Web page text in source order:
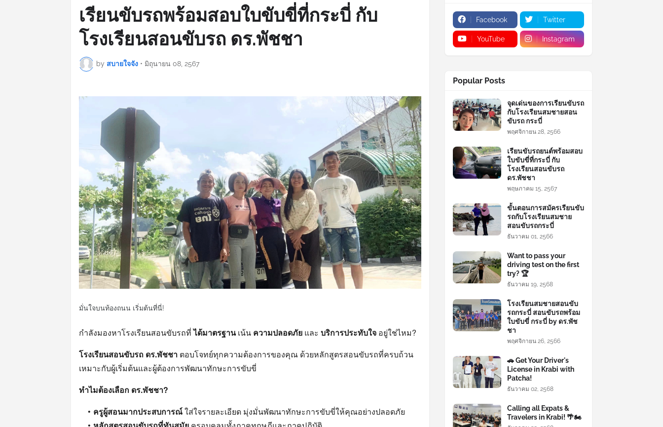
เรียนขับรถพร้อมสอบใบขับขี่ที่กระบี่ กับ
โรงเรียนสอนขับรถ ดร.พัชชา
by สบายใจจัง • มิถุนายน 08, 2567
มั่นใจบนท้องถนน เริ่มต้นที่นี่!
กำลังมองหาโรงเรียนสอนขับรถที่ได้มาตรฐานเน้น ความปลอดภัย และ บริการประทับใจ อยู่ใช่ไหม?
โรงเรียนสอนขับรถ ดร.พัชชา ตอบโจทย์ทุกความต้องการของคุณ ด้วยหลักสูตรสอนขับรถที่ครบถ้วน
เหมาะกับผู้เริ่มต้นและผู้ต้องการพัฒนาทักษะการขับขี่
ทำไมต้องเลือก ดร.พัชชา?
ครูผู้สอนมากประสบการณ์ใส่ใจรายละเอียด มุ่งมั่นพัฒนาทักษะการขับขี่ให้คุณอย่างปลอดภัย
Facebook Twitter
YouTube Instagram
Popular Posts
จุดเด่นของการเรียนขับรถ
กับโรงเรียนสมชายสอน
ขับรถ กระบี่
พฤศจิกายน 28, 2566
เรียนขับรถยนต์พร้อมสอบ
ใบขับขี่ที่กระบี่ กับ
โรงเรียนสอนขับรถ
ดร.พัชชา
พฤษภาคม 15, 2567
ขั้นตอนการสมัครเรียนขับ
รถกับโรงเรียนสมชาย
สอนขับรถกระบี่
ธันวาคม 01, 2566
Want to pass your
driving test on the first
try? 🏆
ธันวาคม 19, 2568
โรงเรียนสมชายสอนขับ
รถกระบี่ สอนขับรถพร้อม
ใบขับขี่ กระบี่ by ดร.พัช
ชา
พฤศจิกายน 26, 2566
🚗 Get Your Driver's
License in Krabi with
Patcha!
ธันวาคม 02, 2568
Calling all Expats &
Travelers in Krabi! 🌴🏍️